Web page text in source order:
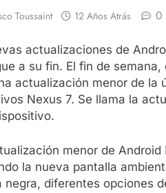
7
7
7
La
Toussaint 12 Años Atrás 0
actualizaciones de
a su fin. El fin de
actualización menor de la
Nexus 7. Se llama la
menor de
la nueva pantalla
negra, diferentes opciones